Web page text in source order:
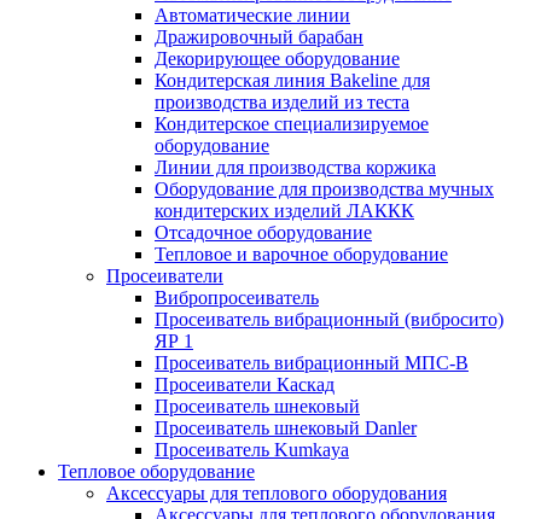
Автоматические линии
Дражировочный барабан
Декорирующее оборудование
Кондитерская линия Bakeline для
производства изделий из теста
Кондитерское специализируемое
оборудование
Линии для производства коржика
Оборудование для производства мучных
кондитерских изделий ЛАККК
Отсадочное оборудование
Тепловое и варочное оборудование
Просеиватели
Вибропросеиватель
Просеиватель вибрационный (вибросито)
ЯР 1
Просеиватель вибрационный МПС-В
Просеиватели Каскад
Просеиватель шнековый
Просеиватель шнековый Danler
Просеиватель Kumkaya
Тепловое оборудование
Аксессуары для теплового оборудования
Аксессуары для теплового оборудования